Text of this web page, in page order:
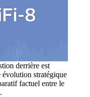
derrière est
stratégique
factuel entre le